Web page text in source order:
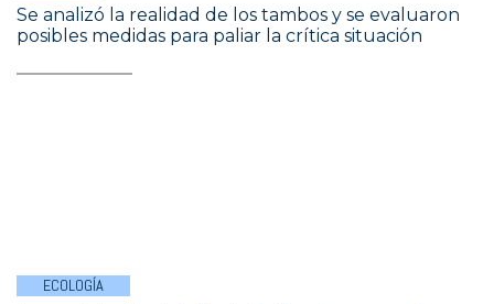
Se analizó la realidad de los tambos y se evaluaron
posibles medidas para paliar la crítica situación
ECOLOGÍA